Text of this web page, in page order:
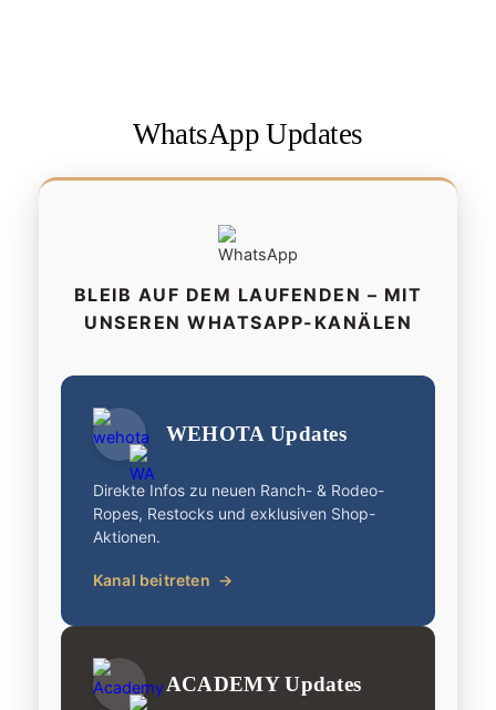
WhatsApp Updates
BLEIB AUF DEM LAUFENDEN – MIT
UNSEREN WHATSAPP-KANÄLEN
WEHOTA Updates
Direkte Infos zu neuen Ranch- & Rodeo-
Ropes, Restocks und exklusiven Shop-
Aktionen.
Kanal beitreten →
ACADEMY Updates